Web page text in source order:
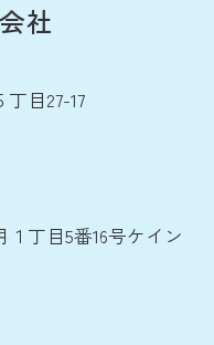
社
目27-17
丁目5番16号ケイン